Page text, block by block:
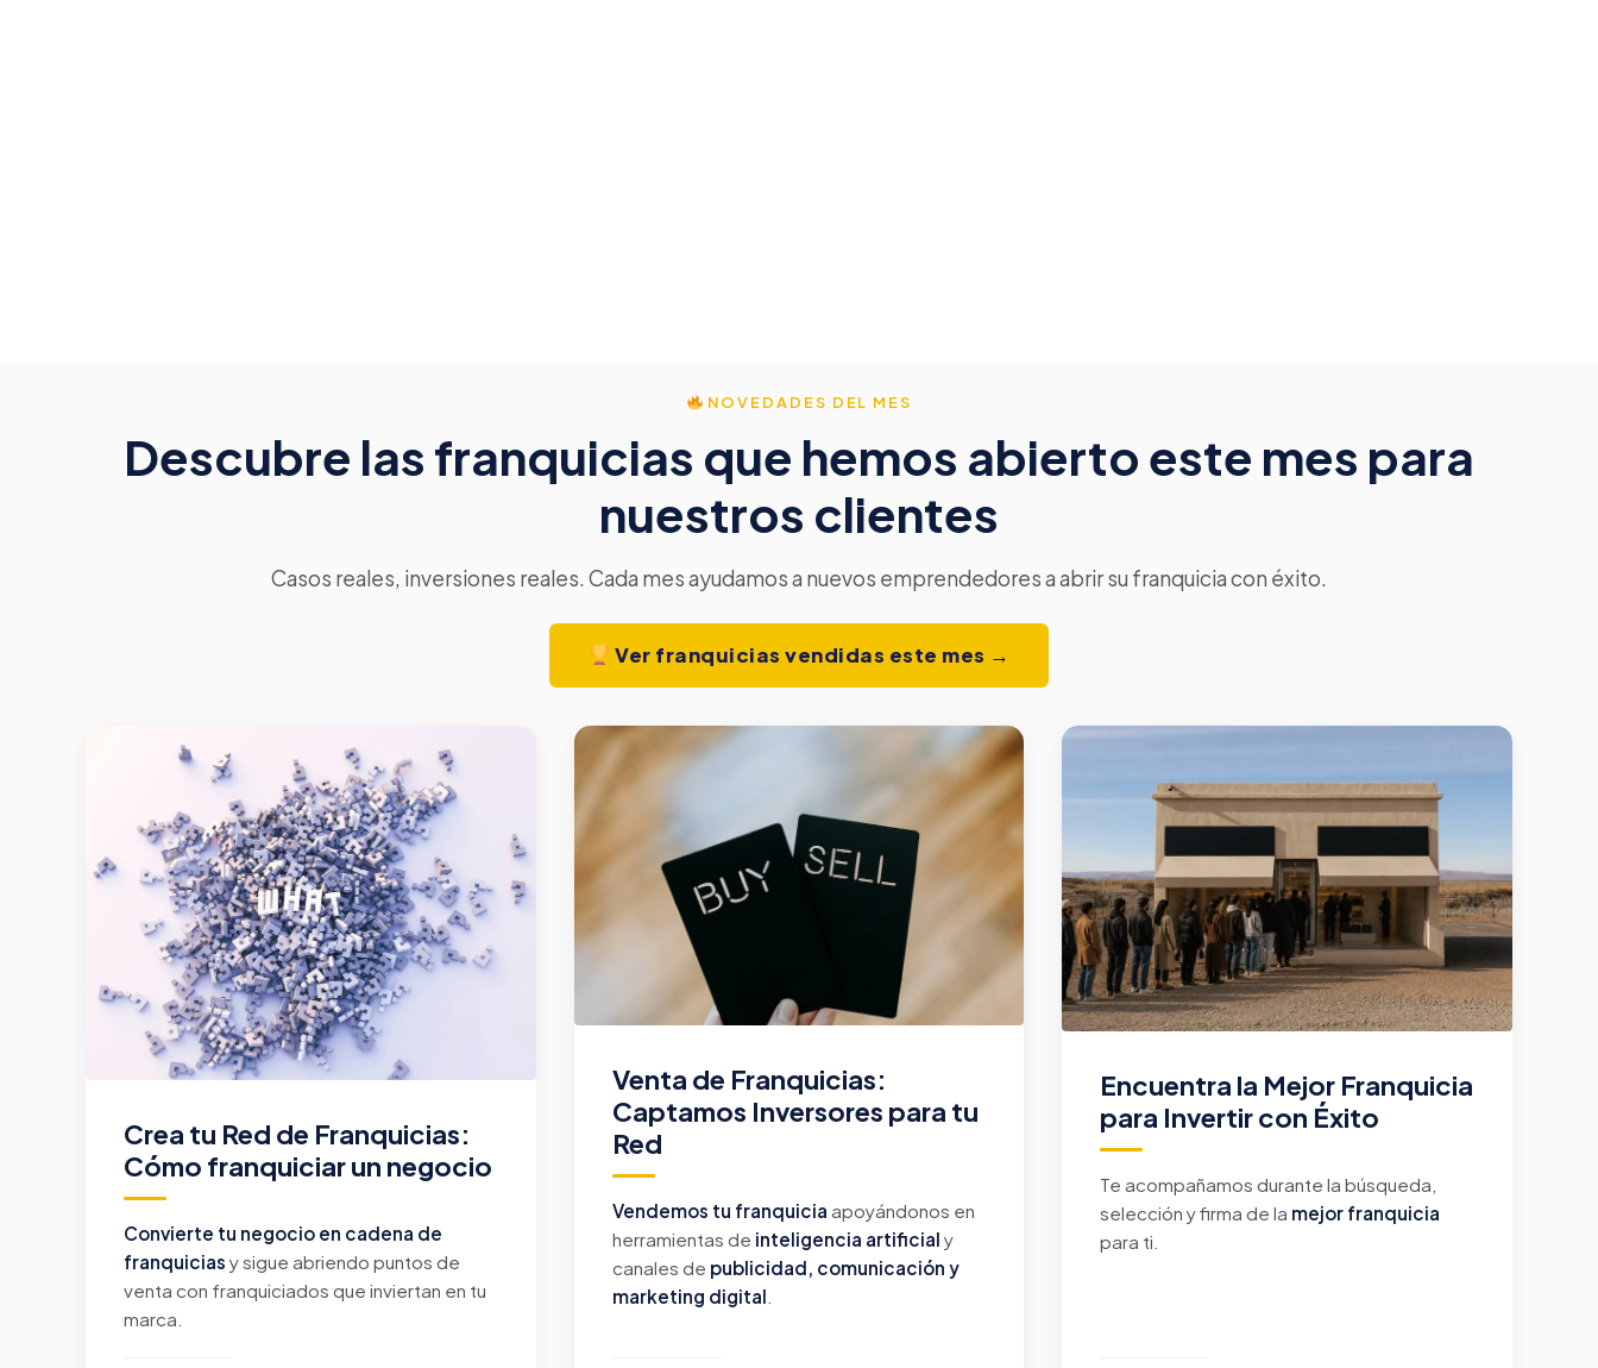
NOVEDADES DEL MES
Descubre las franquicias que hemos abierto este mes para
nuestros clientes
Casos reales, inversiones reales. Cada mes ayudamos a nuevos emprendedores a abrir su franquicia con éxito.
Ver franquicias vendidas este mes →
Crea tu Red de Franquicias:
Cómo franquiciar un negocio
Convierte tu negocio en cadena de
franquicias y sigue abriendo puntos de
venta con franquiciados que inviertan en tu
marca.
Venta de Franquicias:
Captamos Inversores para tu
Red
Vendemos tu franquicia apoyándonos en
herramientas de inteligencia artificial y
canales de publicidad, comunicación y
marketing digital
Encuentra la Mejor Franquicia
para Invertir con Éxito
Te acompañamos durante la búsqueda,
selección y firma de la mejor franquicia
para ti.